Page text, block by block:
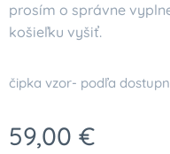
prosím o správne
košieľku vyšiť.
čipka vzor- podľa
59,00 €